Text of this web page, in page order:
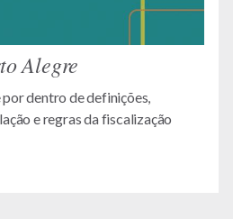
Alegre
dentro de definições,
e regras da fiscalização